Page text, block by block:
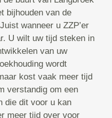
bijhouden van de
wanneer u ZZP’er
U wilt uw tijd steken in
van uw
wordt
kost vaak meer tijd
verstandig om een
die dit voor u kan
meer tijd over voor